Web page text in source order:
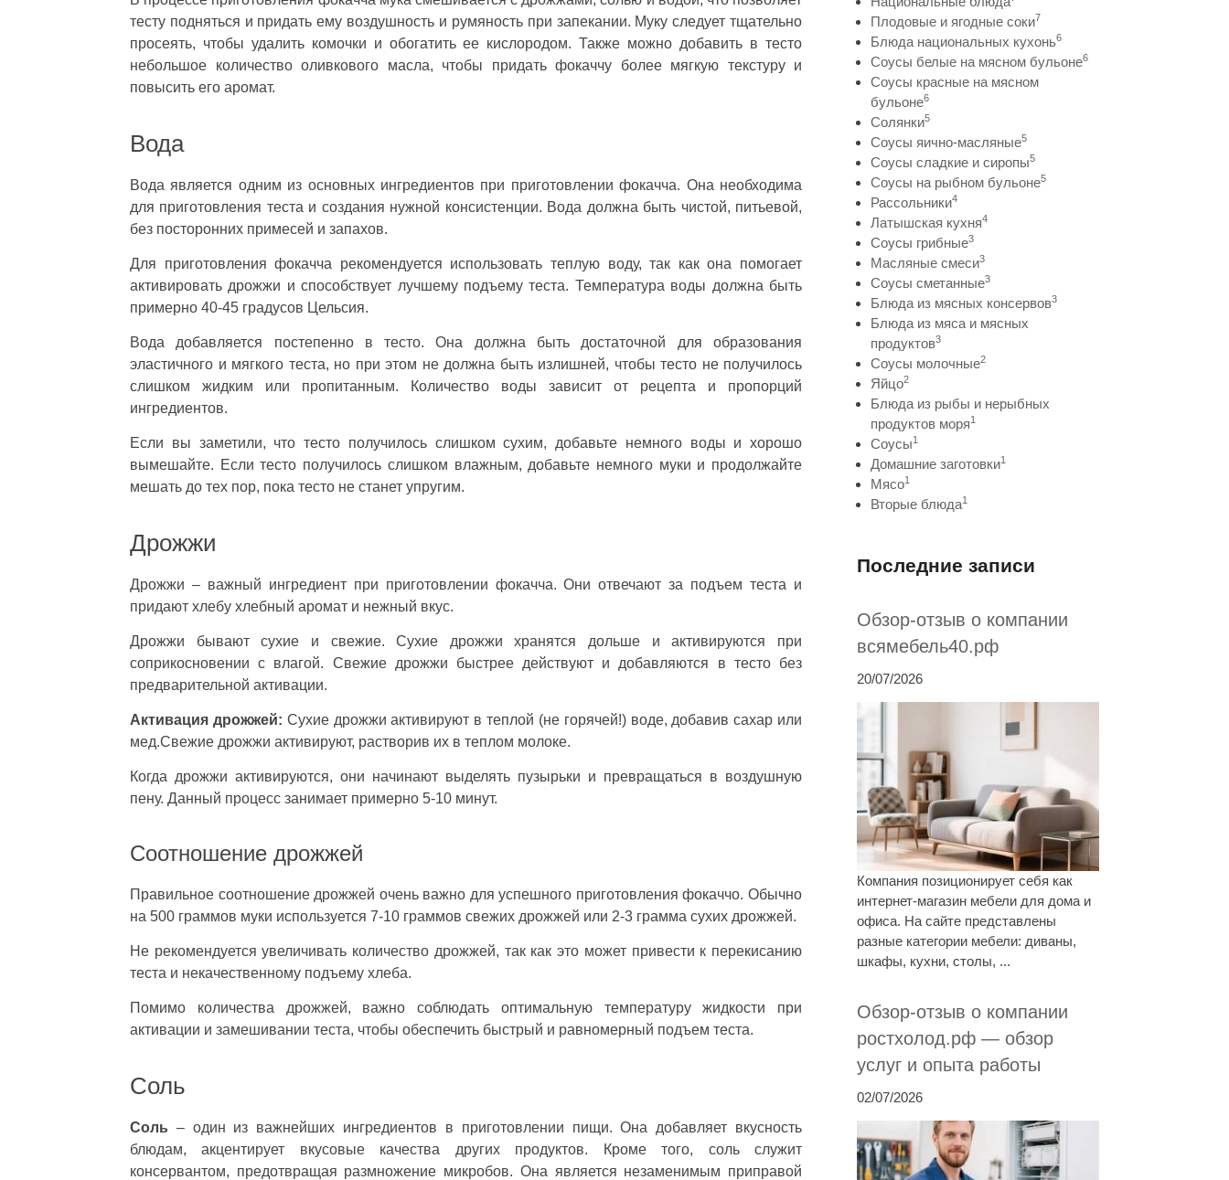
тесту подняться и придать ему воздушность и румяность при запекании. Муку следует тщательно
просеять, чтобы удалить комочки и обогатить ее кислородом. Также можно добавить в тесто
небольшое количество оливкового масла, чтобы придать фокаччу более мягкую текстуру и
повысить его аромат.
Вода
Вода является одним из основных ингредиентов при приготовлении фокачча. Она необходима
для приготовления теста и создания нужной консистенции. Вода должна быть чистой, питьевой,
без посторонних примесей и запахов.
Для приготовления фокачча рекомендуется использовать теплую воду, так как она помогает
активировать дрожжи и способствует лучшему подъему теста. Температура воды должна быть
примерно 40-45 градусов Цельсия.
Вода добавляется постепенно в тесто. Она должна быть достаточной для образования
эластичного и мягкого теста, но при этом не должна быть излишней, чтобы тесто не получилось
слишком жидким или пропитанным. Количество воды зависит от рецепта и пропорций
ингредиентов.
Если вы заметили, что тесто получилось слишком сухим, добавьте немного воды и хорошо
вымешайте. Если тесто получилось слишком влажным, добавьте немного муки и продолжайте
мешать до тех пор, пока тесто не станет упругим.
Дрожжи
Дрожжи – важный ингредиент при приготовлении фокачча. Они отвечают за подъем теста и
придают хлебу хлебный аромат и нежный вкус.
Дрожжи бывают сухие и свежие. Сухие дрожжи хранятся дольше и активируются при
соприкосновении с влагой. Свежие дрожжи быстрее действуют и добавляются в тесто без
предварительной активации.
Активация дрожжей: Сухие дрожжи активируют в теплой (не горячей!) воде, добавив сахар или
мед.Свежие дрожжи активируют, растворив их в теплом молоке.
Когда дрожжи активируются, они начинают выделять пузырьки и превращаться в воздушную
пену. Данный процесс занимает примерно 5-10 минут.
Соотношение дрожжей
Правильное соотношение дрожжей очень важно для успешного приготовления фокаччо. Обычно
на 500 граммов муки используется 7-10 граммов свежих дрожжей или 2-3 грамма сухих дрожжей.
Не рекомендуется увеличивать количество дрожжей, так как это может привести к перекисанию
теста и некачественному подъему хлеба.
Помимо количества дрожжей, важно соблюдать оптимальную температуру жидкости при
активации и замешивании теста, чтобы обеспечить быстрый и равномерный подъем теста.
Соль
Соль – один из важнейших ингредиентов в приготовлении пищи. Она добавляет вкусность
блюдам, акцентирует вкусовые качества других продуктов. Кроме того, соль служит
консервантом, предотвращая размножение микробов. Она является незаменимым приправой
Плодовые и ягодные соки7
Блюда национальных кухонь6
Соусы белые на мясном бульоне6
Соусы красные на мясном
бульоне6
Солянки5
Соусы яично-масляные5
Соусы сладкие и сиропы5
Соусы на рыбном бульоне5
Рассольники4
Латышская кухня4
Соусы грибные3
Масляные смеси3
Соусы сметанные3
Блюда из мясных консервов3
Блюда из мяса и мясных
продуктов3
Соусы молочные2
Яйцо2
Блюда из рыбы и нерыбных
продуктов моря1
Соусы1
Домашние заготовки1
Мясо1
Вторые блюда1
Последние записи
Обзор-отзыв о компании
всямебель40.рф
20/07/2026
Компания позиционирует себя как
интернет-магазин мебели для дома и
офиса. На сайте представлены
разные категории мебели: диваны,
шкафы, кухни, столы, ...
Обзор-отзыв о компании
ростхолод.рф — обзор
услуг и опыта работы
02/07/2026